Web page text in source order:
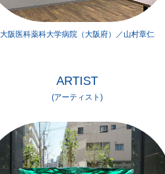
大阪医科薬科大学病院（大阪府）／山村章仁
ARTIST
(アーティスト)